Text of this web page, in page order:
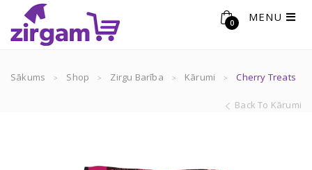
MENU
0
Sākums Shop Zirgu Barība Kārumi Cherry Treats
Back To Kārumi